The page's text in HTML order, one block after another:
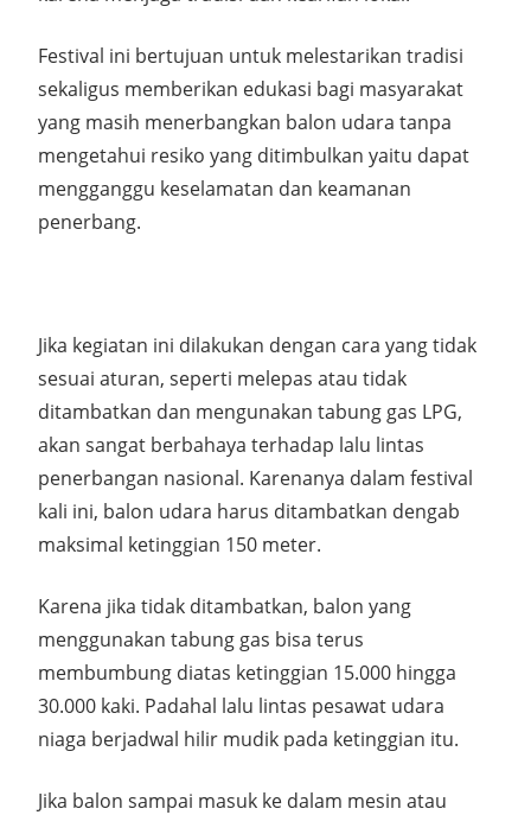
Festival ini bertujuan untuk melestarikan tradisi
sekaligus memberikan edukasi bagi masyarakat
yang masih menerbangkan balon udara tanpa
mengetahui resiko yang ditimbulkan yaitu dapat
mengganggu keselamatan dan keamanan
penerbang.
Jika kegiatan ini dilakukan dengan cara yang tidak
sesuai aturan, seperti melepas atau tidak
ditambatkan dan mengunakan tabung gas LPG,
akan sangat berbahaya terhadap lalu lintas
penerbangan nasional. Karenanya dalam festival
kali ini, balon udara harus ditambatkan dengab
maksimal ketinggian 150 meter.
Karena jika tidak ditambatkan, balon yang
menggunakan tabung gas bisa terus
membumbung diatas ketinggian 15.000 hingga
30.000 kaki. Padahal lalu lintas pesawat udara
niaga berjadwal hilir mudik pada ketinggian itu.
Jika balon sampai masuk ke dalam mesin atau